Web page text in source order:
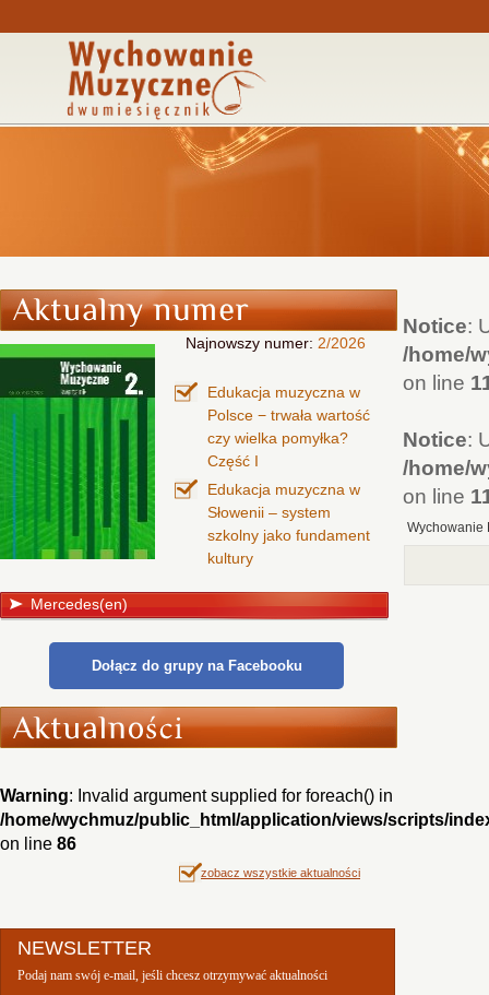
Najnowszy numer: 2/2026
Edukacja muzyczna w
Polsce − trwała wartość
czy wielka pomyłka?
Część I
Edukacja muzyczna w
Słowenii – system
szkolny jako fundament
kultury
Mercedes(en)
Dołącz do grupy na Facebooku
Warning: Invalid argument supplied for foreach() in
/home/wychmuz/public_html/application/views/scripts/
on line 86
zobacz wszystkie aktualności
NEWSLETTER
Podaj nam swój e-mail, jeśli chcesz otrzymywać aktualności
Notice:
/home/
on line
Notice:
/home/
on line
Wychowanie